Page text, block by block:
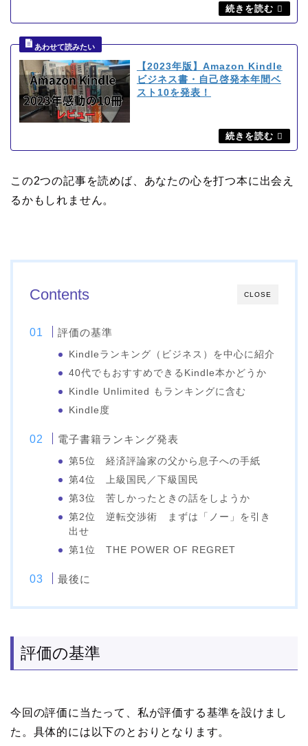
【2023年版】Amazon Kindle
ビジネス書・自己啓発本年間ベ
スト10を発表！
この2つの記事を読めば、あなたの心を打つ本に出会え
るかもしれません。
CLOSE
Contents
評価の基準
Kindleランキング（ビジネス）を中心に紹介
40代でもおすすめできるKindle本かどうか
Kindle Unlimited もランキングに含む
Kindle度
電子書籍ランキング発表
第5位 経済評論家の父から息子への手紙
第4位 上級国民／下級国民
第3位 苦しかったときの話をしようか
第2位 逆転交渉術 まずは「ノー」を引き
出せ
第1位 THE POWER OF REGRET
最後に
評価の基準
今回の評価に当たって、私が評価する基準を設けまし
た。具体的には以下のとおりとなります。